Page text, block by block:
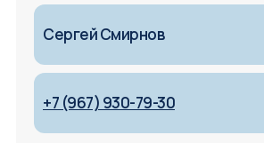
Сергей Смирнов
+7 (967) 930-79-30